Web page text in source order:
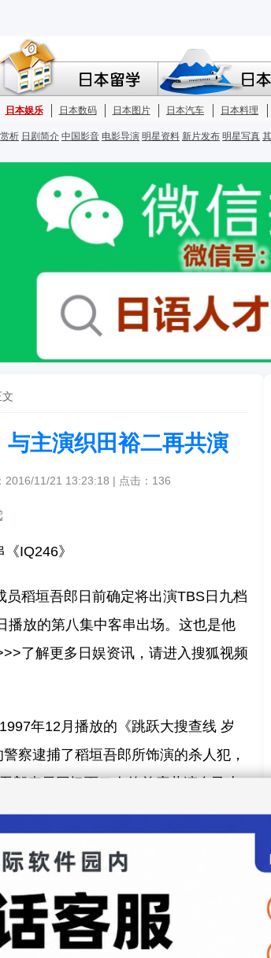
主演织田裕二再共演
2016/11/21 13:23:18 | 点击： 136
IQ246》
稻垣吾郎日前确定将出演TBS日九档
播放的第八集中客串出场。这也是他
了解更多日娱资讯，请进入搜狐视频
年12月播放的《跳跃大搜查线 岁
察逮捕了稻垣吾郎所饰演的杀人犯，
郎表示回忆而二人的首度共演自己十
二人共演的对戏戏份较长，自己依然
观众能够关注他此次的客串出演。
布 三代目未入选疑避嫌